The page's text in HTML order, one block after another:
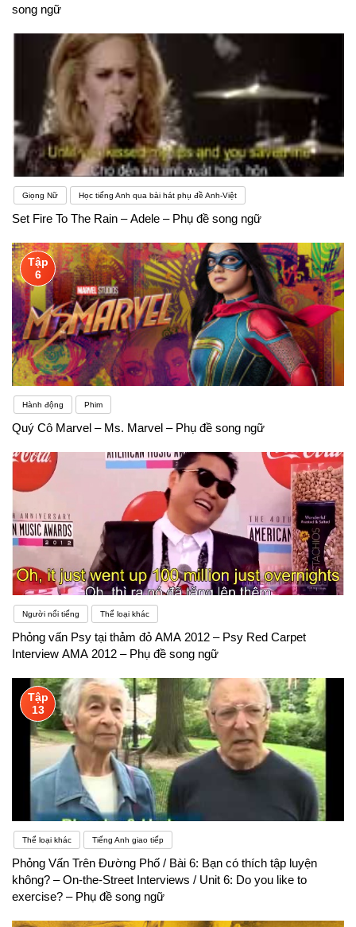
song ngữ
Giọng Nữ Học tiếng Anh qua bài hát phụ đề Anh-Việt
Set Fire To The Rain – Adele – Phụ đề song ngữ
Tập
6
Hành động Phim
Quý Cô Marvel – Ms. Marvel – Phụ đề song ngữ
Người nổi tiếng Thể loại khác
Phỏng vấn Psy tại thảm đỏ AMA 2012 – Psy Red Carpet
Interview AMA 2012 – Phụ đề song ngữ
Tập
13
Thể loại khác Tiếng Anh giao tiếp
Phỏng Vấn Trên Đường Phố / Bài 6: Bạn có thích tập luyện
không? – On-the-Street Interviews / Unit 6: Do you like to
exercise? – Phụ đề song ngữ